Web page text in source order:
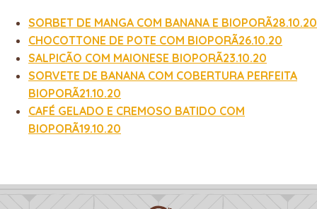
SORBET DE MANGA COM BANANA E BIOPORÃ28.10.20
CHOCOTTONE DE POTE COM BIOPORÃ26.10.20
SALPICÃO COM MAIONESE BIOPORÃ23.10.20
SORVETE DE BANANA COM COBERTURA PERFEITA
BIOPORÃ21.10.20
CAFÉ GELADO E CREMOSO BATIDO COM
BIOPORÃ19.10.20